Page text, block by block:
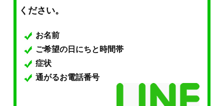
ください。
お名前
ご希望の日にちと時間帯
症状
通がるお電話番号